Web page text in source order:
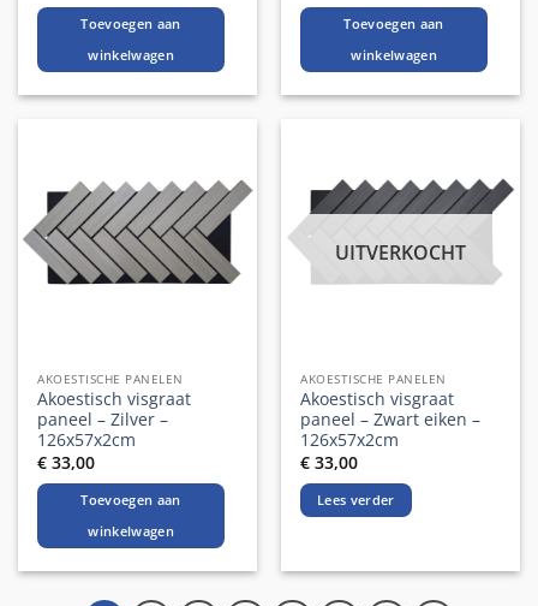
Toevoegen aan
winkelwagen
Toevoegen aan
winkelwagen
AKOESTISCHE PANELEN
Akoestisch visgraat
paneel – Zilver –
126x57x2cm
€ 33,00
Toevoegen aan
winkelwagen
UITVERKOCHT
AKOESTISCHE PANELEN
Akoestisch visgraat
paneel – Zwart eiken –
126x57x2cm
€ 33,00
Lees verder